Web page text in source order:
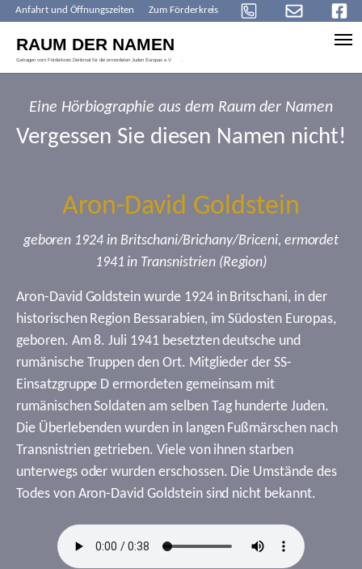
Anfahrt und Öffnungszeiten Zum Förderkreis
Eine Hörbiographie aus dem Raum der Namen
Vergessen Sie diesen Namen nicht!
Aron-David Goldstein
geboren 1924 in Britschani/Brichany/Briceni, ermordet
1941 in Transnistrien (Region)
Aron-David Goldstein wurde 1924 in Britschani, in der
historischen Region Bessarabien, im Südosten Europas,
geboren. Am 8. Juli 1941 besetzten deutsche und
rumänische Truppen den Ort. Mitglieder der SS-
Einsatzgruppe D ermordeten gemeinsam mit
rumänischen Soldaten am selben Tag hunderte Juden.
Die Überlebenden wurden in langen Fußmärschen nach
Transnistrien getrieben. Viele von ihnen starben
unterwegs oder wurden erschossen. Die Umstände des
Todes von Aron-David Goldstein sind nicht bekannt.